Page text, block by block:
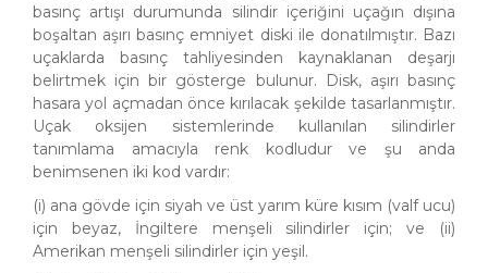
basınç artışı durumunda silindir içeriğini uçağın dışına
boşaltan aşırı basınç emniyet diski ile donatılmıştır. Bazı
uçaklarda basınç tahliyesinden kaynaklanan deşarjı
belirtmek için bir gösterge bulunur. Disk, aşırı basınç
hasara yol açmadan önce kırılacak şekilde tasarlanmıştır.
Uçak oksijen sistemlerinde kullanılan silindirler
tanımlama amacıyla renk kodludur ve şu anda
benimsenen iki kod vardır:
(i) ana gövde için siyah ve üst yarım küre kısım (valf ucu)
için beyaz, İngiltere menşeli silindirler için; ve (ii)
Amerikan menşeli silindirler için yeşil.